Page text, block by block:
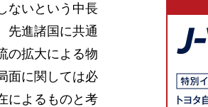
ないという中長
先進諸国に共通
の拡大による物
面に関しては必
によるものと考